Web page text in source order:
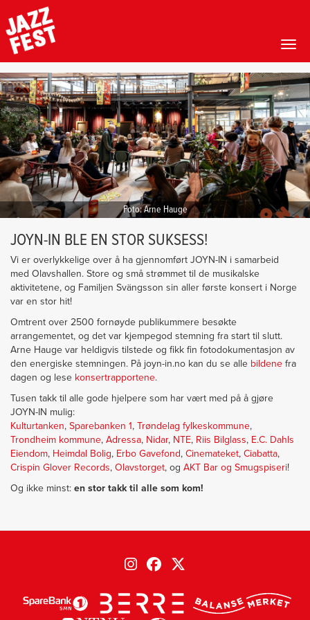
til
hovedinnhold
Foto: Arne Hauge
JOYN-IN BLE EN STOR SUKSESS!
Vi er overlykkelige over å ha gjennomført JOYN-IN i samarbeid
med Olavshallen. Store og små strømmet til de musikalske
aktivitetene, og Familjen Svängsson sin aller første konsert i Norge
var en stor hit!
Omtrent over 2500 fornøyde publikummere besøkte
arrangementet, og det var kjempegod stemning fra start til slutt.
Arne Hauge var heldigvis tilstede og fikk fin fotodokumentasjon av
den energiske stemningen. På joyn-in.no kan du se alle bildene fra
dagen og lese konsertrapportene.
Tusen takk til alle gode hjelpere som har vært med på å gjøre
JOYN-IN mulig:
Kulturtanken, Sparebanken 1, Trøndelag fylkeskommune,
Trondheim kommune, Adressa, Nidar, NTE, Riis Bilglass, E.C. Dahls
Eiendom, Heimdal Bolig, Erbo Gavefond, Cinemateket, Ciabatta,
Crispin Glover Records, Olavstorget, og AKT Bar og Smugspiseri!
Og ikke minst: en stor takk til alle som kom!